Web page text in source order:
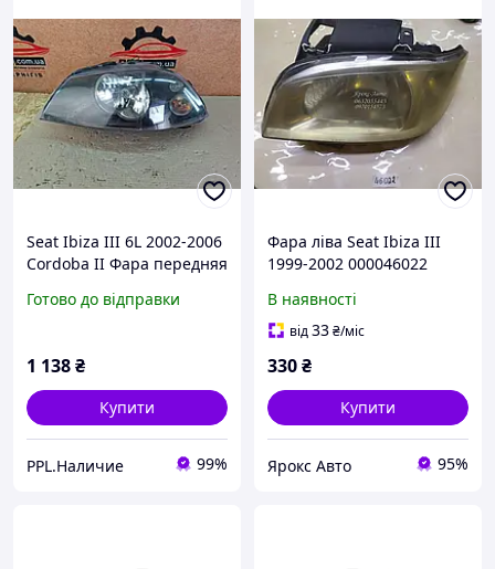
Seat Ibiza III 6L 2002-2006
Cordoba II Фара передняя
Готово до відправки
1 138₴
Купити
PPL.Наличие 99%
Фара ліва Seat Ibiza III
1999-2002 000046022
В наявності
від33₴/міс
330₴
Купити
Ярокс Авто 95%